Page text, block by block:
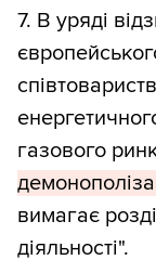
7. В уряді
газового
вимагає
діяльності".